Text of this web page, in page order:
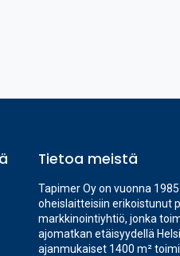
Tietoa meistä
Tapimer Oy on vuonna
oheislaitteisiin erikoistunut
markkinointiyhtiö, jonka
ajomatkan etäisyydellä
ajanmukaiset 1400 m²